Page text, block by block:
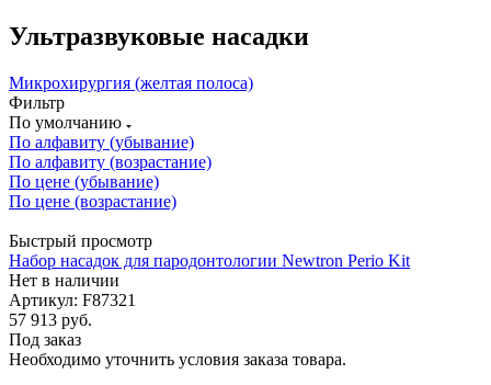
Ультразвуковые насадки
Микрохирургия (желтая полоса)
Фильтр
По умолчанию
По алфавиту (убывание)
По алфавиту (возрастание)
По цене (убывание)
По цене (возрастание)
Быстрый просмотр
Набор насадок для пародонтологии Newtron Perio Kit
Нет в наличии
Артикул: F87321
57 913 руб.
Под заказ
Необходимо уточнить условия заказа товара.